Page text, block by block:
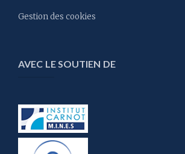
Gestion des cookies
AVEC LE SOUTIEN DE